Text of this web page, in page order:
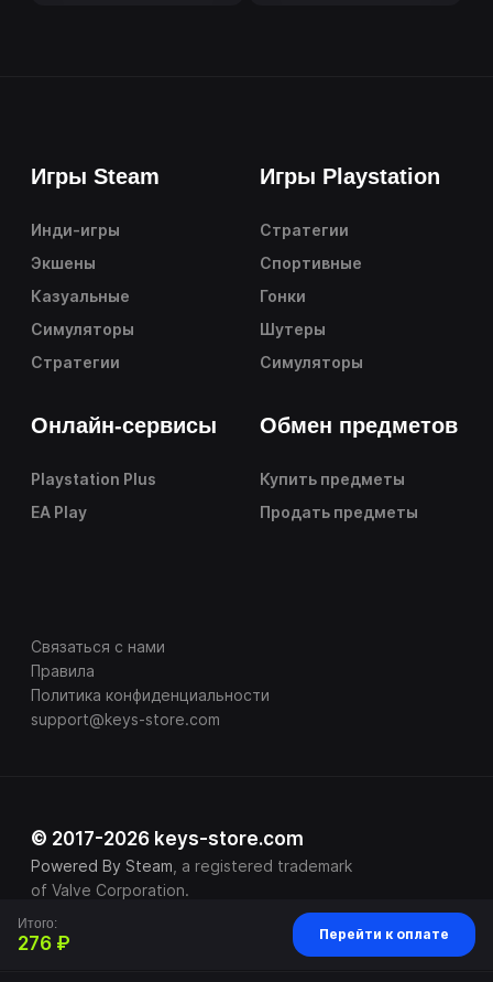
Итого:
276 ₽ Перейти к оплате
Игры Steam
Инди-игры
Экшены
Казуальные
Симуляторы
Стратегии
Игры Playstation
Стратегии
Спортивные
Гонки
Шутеры
Симуляторы
Онлайн-сервисы
Playstation Plus
EA Play
Обмен предметов
Купить предметы
Продать предметы
Связаться с нами
Правила
Политика конфиденциальности
support@keys-store.com
© 2017-2026 keys-store.com
Powered By Steam , a registered trademark
of Valve Corporation.